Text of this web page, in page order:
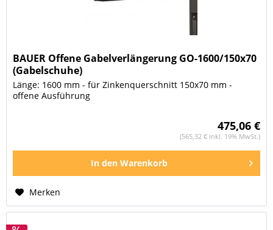
BAUER Offene Gabelverlängerung GO-1600/150x70
(Gabelschuhe)
Länge: 1600 mm - für Zinkenquerschnitt 150x70 mm -
offene Ausführung
475,06 €
(565,32 € inkl. 19% MwSt.)
In den Warenkorb
Merken